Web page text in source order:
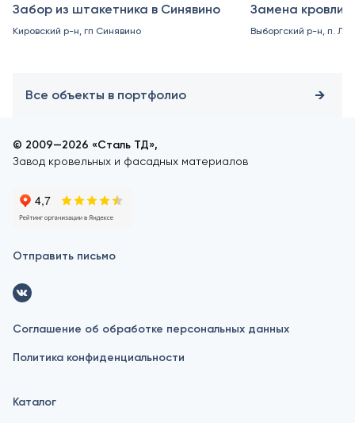
Забор из штакетника в Синявино
Кировский р-н, гп Синявино
Замена кровли
Выборгский р-н, п.
Все объекты в портфолио
© 2009—2026 «Сталь ТД»,
Завод кровельных и фасадных материалов
Отправить письмо
Соглашение об обработке персональных данных
Политика конфиденциальности
Каталог